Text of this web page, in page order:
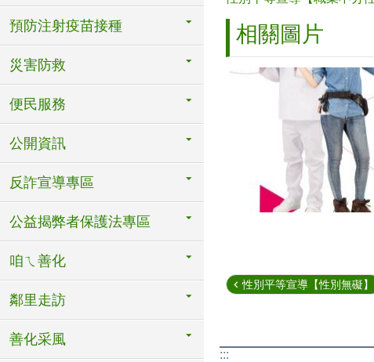
預防注射疫苗接種
災害防救
便民服務
公開資訊
反詐宣導專區
公益揭弊者保護法專區
咱ㄟ善化
鄰里走訪
善化采風
相關圖片
性別平等宣導【性別無礙】
:::